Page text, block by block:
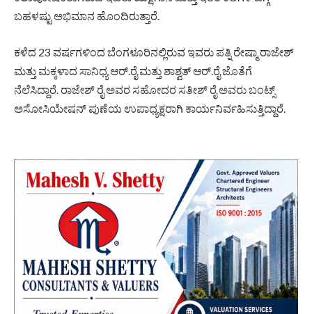
ಬಹಳಷ್ಟು ಅಭಿಮಾನ ಹೊಂದಿರುತ್ತಾರೆ.
ಕಳೆದ 23 ವರ್ಷಗಳಿಂದ ಬೆಂಗಳೂರಿನಲ್ಲಿರುವ ಇವರು ಪತ್ನಿ ರೇಷ್ಮಾ ರಾಜೇಶ್
ಮತ್ತು ಮಕ್ಕಳಾದ ಸಾನಿಧ್ಯ ಆರ್.ರೈ ಮತ್ತು ಶಾಶ್ವತ್ ಆರ್.ರೈ ಜೊತೆಗೆ
ನೆಲೆಸಿದ್ದಾರೆ. ರಾಜೇಶ್ ರೈ ಅವರ ಸಹೋದರ ಸತೀಶ್ ರೈ ಅವರು ಬಂಟ್ಸ್
ಅಸೋಸಿಯೇಷನ್ ಪುಣೆಯ ಉಪಾಧ್ಯಕ್ಷರಾಗಿ ಕಾರ್ಯನಿರ್ವಹಿಸುತ್ತಿದ್ದಾರೆ.